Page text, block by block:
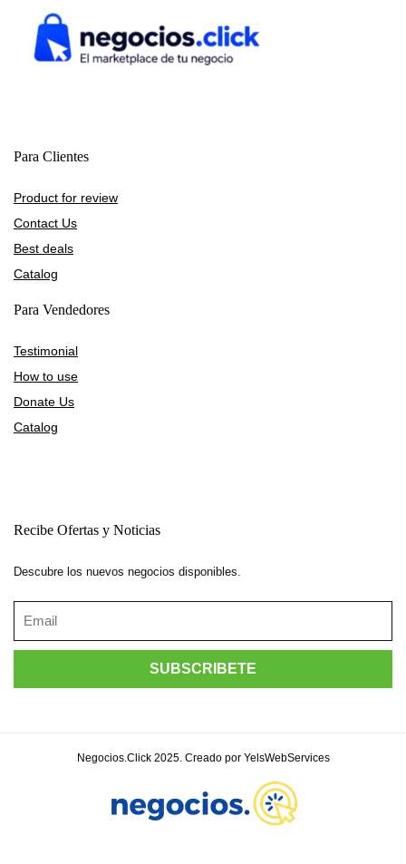
Para Clientes
Product for review
Contact Us
Best deals
Catalog
Para Vendedores
Testimonial
How to use
Donate Us
Catalog
Recibe Ofertas y Noticias
Descubre los nuevos negocios disponibles.
Negocios.Click 2025. Creado por YelsWebServices